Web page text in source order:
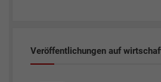
Veröffentlichungen auf